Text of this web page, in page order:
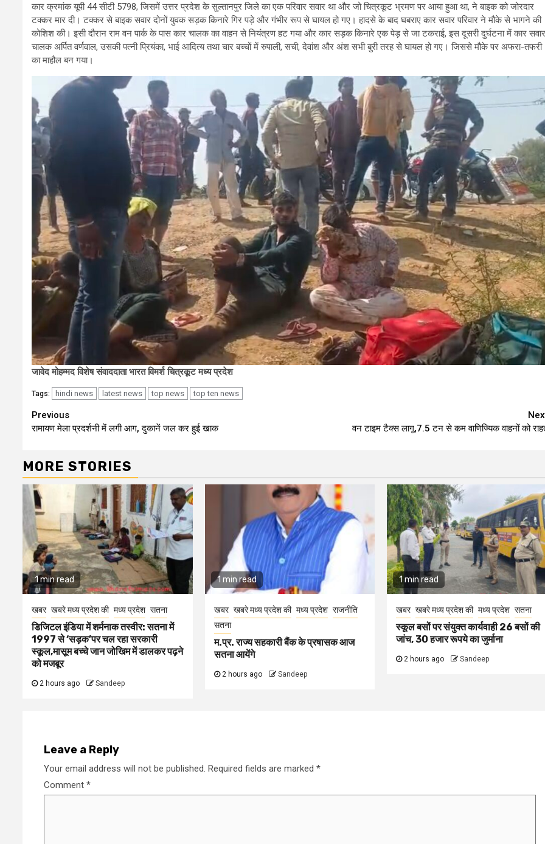
कार क्रमांक यूपी 44 सीटी 5798, जिसमें उत्तर प्रदेश के सुल्तानपुर जिले का एक परिवार सवार था और जो चित्रकूट भ्रमण पर आया हुआ था, ने बाइक को जोरदार
टक्कर मार दी। टक्कर से बाइक सवार दोनों युवक सड़क किनारे गिर पड़े और गंभीर रूप से घायल हो गए। हादसे के बाद घबराए कार सवार परिवार ने मौके से भागने की
कोशिश की। इसी दौरान राम वन पार्क के पास कार चालक का वाहन से नियंत्रण हट गया और कार सड़क किनारे एक पेड़ से जा टकराई, इस दूसरी दुर्घटना में कार सवार
चालक अर्पित वर्णवाल, उसकी पत्नी प्रियंका, भाई आदित्य तथा चार बच्चों में रुपाली, सची, देवांश और अंश सभी बुरी तरह से घायल हो गए। जिससे मौके पर अफरा-तफरी
का माहौल बन गया।
जावेद मोहम्मद विशेष संवाददाता भारत विमर्श चित्रकूट मध्य प्रदेश
Tags: hindi news latest news top news top ten news
Continue
Reading
Previous
रामायण मेला प्रदर्शनी में लगी आग, दुकानें जल कर हुई खाक
वन टाइम टैक्स लागू,7.5 टन से कम वाणिज्यिक वाहनों को
MORE STORIES
1 min read
खबर खबरे मध्य प्रदेश की मध्य प्रदेश सतना
डिजिटल इंडिया में शर्मनाक तस्वीर: सतना में
1997 से ‘सड़क’पर चल रहा सरकारी
स्कूल,मासूम बच्चे जान जोखिम में डालकर पढ़ने
को मजबूर
2 hours ago Sandeep
1 min read
खबर खबरे मध्य प्रदेश की मध्य प्रदेश राजनीति
सतना
म.प्र. राज्य सहकारी बैंक के प्रषासक आज
सतना आयेंगे
2 hours ago Sandeep
1 min read
खबर खबरे मध्य प्रदेश की मध्य प्रदेश सतना
स्कूल बसों पर संयुक्त कार्यवाही 26 बसों की
जांच, 30 हजार रूपये का जुर्माना
2 hours ago Sandeep
Leave a Reply
Your email address will not be published. Required fields are marked *
Comment *